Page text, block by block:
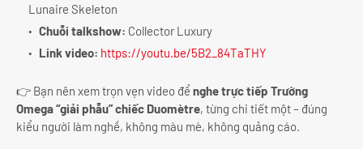
Lunaire Skeleton
Chuỗi talkshow: Collector Luxury
Link video: https://youtu.be/5B2_84TaTHY
👉 Bạn nên xem trọn vẹn video để nghe trực tiếp Trường
Omega “giải phẫu” chiếc Duomètre, từng chi tiết một – đúng
kiểu người làm nghề, không màu mè, không quảng cáo.